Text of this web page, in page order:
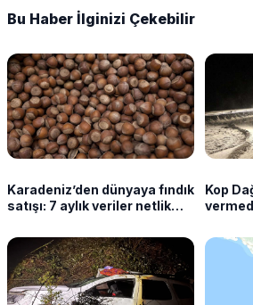
Bu Haber İlginizi Çekebilir
Karadeniz’den dünyaya fındık
satışı: 7 aylık veriler netlik
Kop